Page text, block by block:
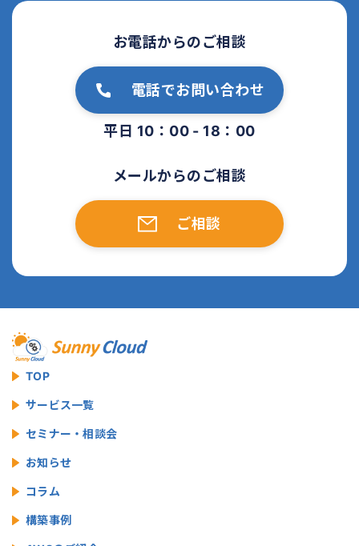
お電話からのご相談
電話でお問い合わせ
平日 10：00 - 18：00
メールからのご相談
ご相談
TOP
サービス一覧
セミナー・相談会
お知らせ
コラム
構築事例